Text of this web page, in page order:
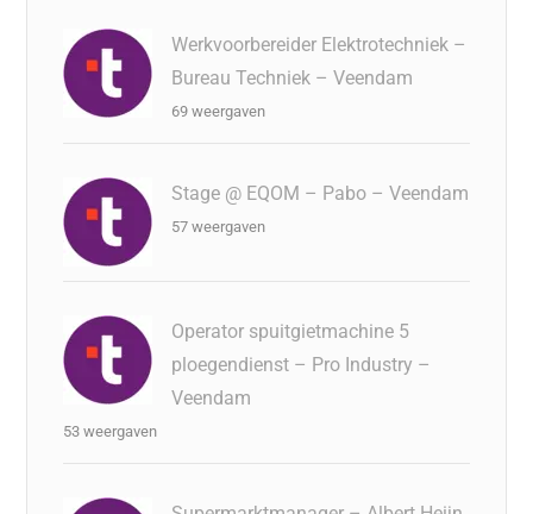
Werkvoorbereider Elektrotechniek –
Bureau Techniek – Veendam
69 weergaven
Stage @ EQOM – Pabo – Veendam
57 weergaven
Operator spuitgietmachine 5
ploegendienst – Pro Industry –
Veendam
53 weergaven